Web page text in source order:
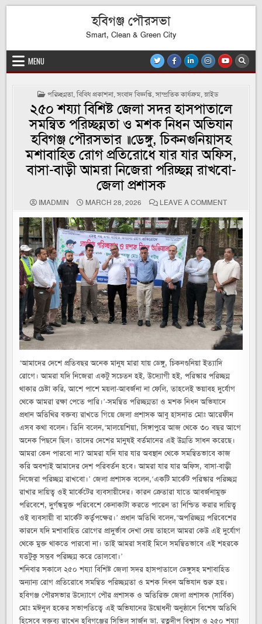
হবিগঞ্জ পৌরসভা
Smart, Clean & Green City
MENU
POSTED
পরিচ্ছন্নতা,বিবিধ প্রকাশনা,সংবাদ বিজ্ঞপ্তি,সাম্প্রতিক কার্যক্রম,স্লাইড
২৫০ শয্যা বিশিষ্ট জেলা সদর হাসপাতালে
সমন্বিত পরিচ্ছন্নতা ও মশক নিধন অভিযান
হবিগঞ্জ পৌরসভার ॥ডেঙ্গু, চিকনগুনিয়াসহ
মশাবাহিত রোগ প্রতিরোধে যার যার অফিস,
বাসা-বাড়ী আমরা নিজেরা পরিচ্ছন্ন রাখবো-
জেলা প্রশাসক
IMADMIN MARCH 28, 2026 LEAVE A COMMENTON
শয্যা
বিশিষ্ট
জেলা
সদর
হাসপাতালে
সমন্বিত
পরিচ্ছন্নতা
ও
মশক
নিধন
অভিযান
হবিগঞ্জ
পৌরসভার
ডেঙ্গু,
চিকনগুনিয়াসহ
মশাবাহিত
রোগ
যার
বাড়ী
আমরা
নিজেরা
পরিচ্ছন্ন
জেলা
প্রশাসক
‘আমাদের দেশে প্রতিবছর অনেক মানুষ মারা যায় ডেঙ্গু, চিকনগুনিয়া ইত্যাদি
রোগে। আমরা যদি নিজেরা একটু সচেতন হই, উদ্যোগী হই, পরিস্কার পরিচ্ছন্ন
থাকার চেষ্টা করি, আশে পাশে ময়লা-আবর্জনা না ফেলি, তাহলেই ভয়াবহ দুর্যোগ
থেকে আমরা রক্ষা পেতে পারি।’-সমন্বিত পরিচ্ছন্নতা ও মশক নিধন অভিযানে
প্রধান অতিথির বক্তব্য রাখতে গিয়ে জেলা প্রশাসক আবু হাসনাত মোঃ আরেফীন
এসব কথা বলেন। তিনি বলেন,‘মালয়েশিয়া, সিঙ্গাপুরে আজ থেকে ৩০ বছর আগে
অনেক পিছনে ছিল। তাদের দেশের মানুষই বর্তমানের এই উন্নতি সাধন করেছে।
আমরা কেন পারবো না? আমরা যদি যার যার অবস্থান থেকে সমন্বিতভাবে কাজ
করি অবশ্যই আমাদের দেশ পরিবর্তন হবে। আমরা যার যার অফিস, বাসা-বাড়ী
নিজেরা পরিচ্ছন্ন রাখবো।’ জেলা প্রশাসক বলেন,‘একটি মার্কেট পরিস্কার পরিচ্ছন্ন
রাখার দায়িত্ব ওই মার্কেটের ব্যবসায়ীদের। কারন ক্রেতারা যাতে আবর্জনামুক্ত
পরিবেশে, দুর্গন্ধমুক্ত পরিবেশে কেনাকাটা করতে পারেন তা নিশ্চিত করার দায়িত্ব
ওই ব্যবসায়ী বা মার্কেট কর্তৃপক্ষের।’ প্রধান অতিথি বলেন,‘অপরিচ্ছন্ন পরিবেশের
কারনে যদি মশাবাহিত রোগের প্রাদুর্ভাব দেখা দেয় তাহলে আমরা কেউ এই দুর্যোগ
থেকে মুক্ত থাকতে পারবো না। তাই আমরা সবাই মিলে সমন্বিতভাবে এই শহরকে
যতটুকু সম্ভব পরিচ্ছন্ন করে তোলবো।’
শনিবার সকালে ২৫০ শয্যা বিশিষ্ট জেলা সদর হাসপাতালে ডেঙ্গুসহ মশাবাহিত
অন্যান্য রোগ প্রতিরোধে সমন্বিত পরিচ্ছন্নতা ও মশক নিধন অভিযান শুরু হয়।
হবিগঞ্জ পৌরসভার উদ্যোগে পৌর প্রশাসক ও অতিরিক্ত জেলা প্রশাসক (সার্বিক)
মোঃ মঈনুল হকের সভাপতিত্বে এই অভিযানের উদ্বোধনী অনুষ্ঠানে বিশেষ অতিথি
হিসেবে বক্তব্য রাখেন হবিগঞ্জের সিভিল সার্জন ডা. রত্নদীপ বিশ্বাস ও ২৫০ শয্যা